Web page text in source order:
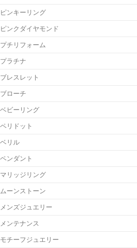
ピンキーリング
ピンクダイヤモンド
プチリフォーム
プラチナ
ブレスレット
ブローチ
ベビーリング
ペリドット
ベリル
ペンダント
マリッジリング
ムーンストーン
メンズジュエリー
メンテナンス
モチーフジュエリー